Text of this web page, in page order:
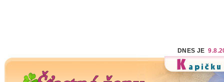
DNES JE